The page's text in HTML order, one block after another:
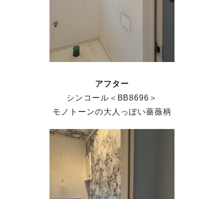
アフター
シンコール＜BB8696＞
モノトーンの大人っぽい薔薇柄